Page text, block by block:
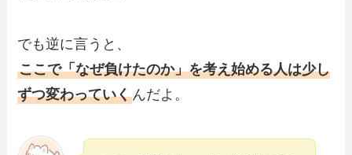
でも逆に言うと、
ここで「なぜ負けたのか」を考え始める人は少し
ずつ変わっていくんだよ。